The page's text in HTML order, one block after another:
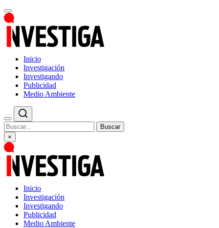
Inicio
Investigación
Investigando
Publicidad
Medio Ambiente
Buscar
×
Inicio
Investigación
Investigando
Publicidad
Medio Ambiente